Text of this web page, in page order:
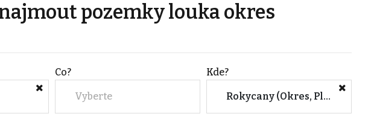
pozemky louka okres
Co?
Vyberte
Kde?
Rokycany (Okres, Plzeňský kraj)